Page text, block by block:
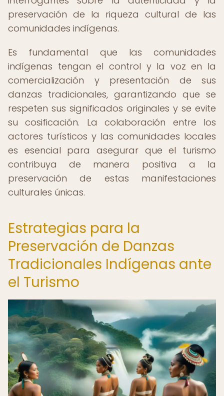
preservación de la riqueza cultural de las
comunidades indígenas.
Es fundamental que las comunidades
indígenas tengan el control y la voz en la
comercialización y presentación de sus
danzas tradicionales, garantizando que se
respeten sus significados originales y se evite
su cosificación. La colaboración entre los
actores turísticos y las comunidades locales
es esencial para asegurar que el turismo
contribuya de manera positiva a la
preservación de estas manifestaciones
culturales únicas.
Estrategias para la
Preservación de Danzas
Tradicionales Indígenas ante
el Turismo